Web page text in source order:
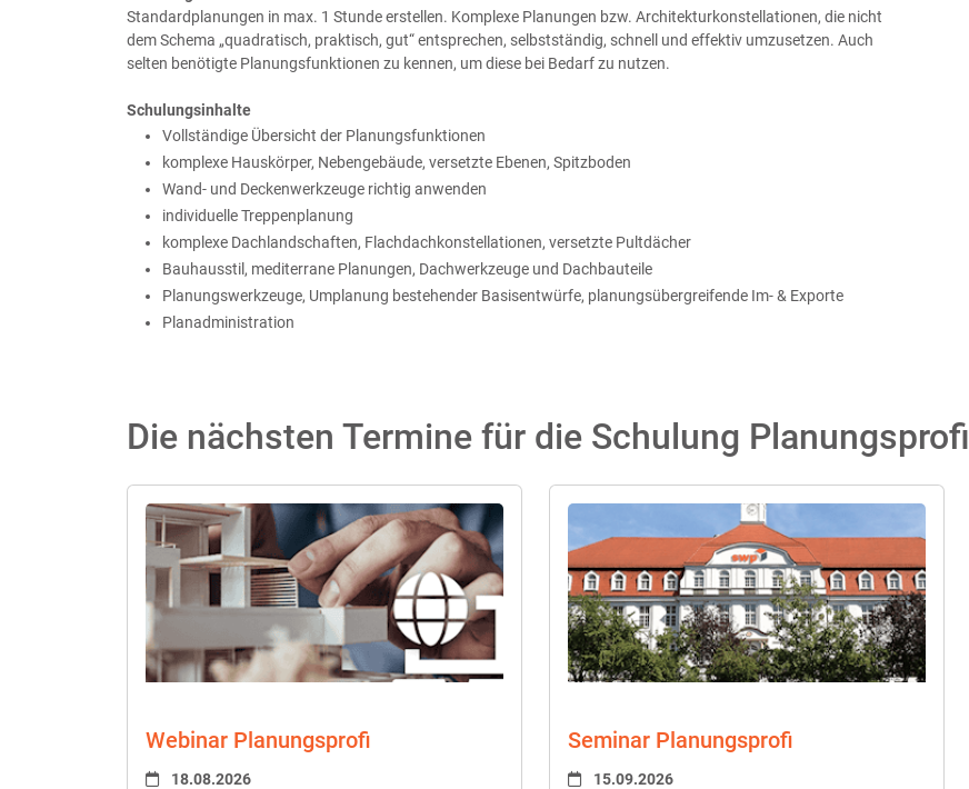
Standardplanungen in max. 1 Stunde erstellen. Komplexe Planungen bzw. Architekturkonstellationen, die nicht
dem Schema „quadratisch, praktisch, gut“ entsprechen, selbstständig, schnell und effektiv umzusetzen. Auch
selten benötigte Planungsfunktionen zu kennen, um diese bei Bedarf zu nutzen.
Schulungsinhalte
Vollständige Übersicht der Planungsfunktionen
komplexe Hauskörper, Nebengebäude, versetzte Ebenen, Spitzboden
Wand- und Deckenwerkzeuge richtig anwenden
individuelle Treppenplanung
komplexe Dachlandschaften, Flachdachkonstellationen, versetzte Pultdächer
Bauhausstil, mediterrane Planungen, Dachwerkzeuge und Dachbauteile
Planungswerkzeuge, Umplanung bestehender Basisentwürfe, planungsübergreifende Im- & Exporte
Planadministration
Die nächsten Termine für die Schulung Planungsprofi
Webinar Planungsprofi
18.08.2026
Seminar Planungsprofi
15.09.2026